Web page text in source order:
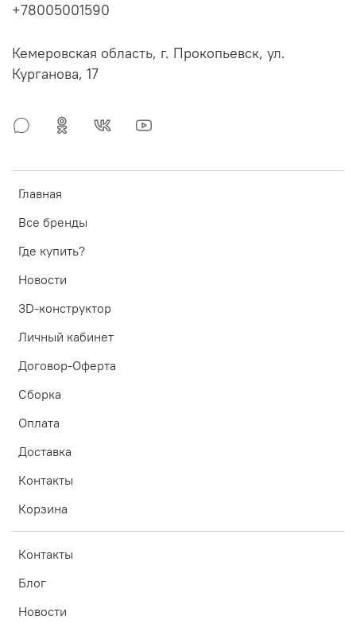
Главная
Все бренды
Где купить?
Новости
3D-конструктор
Личный кабинет
Договор-Оферта
Сборка
Оплата
Доставка
Контакты
Корзина
Контакты
Блог
Новости
+78005001590
Кемеровская область, г. Прокопьевск, ул.
Курганова, 17